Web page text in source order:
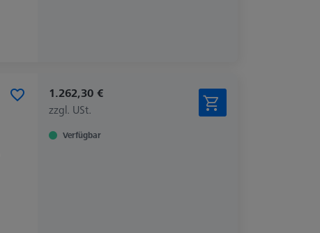
1.262,30 €
zzgl. USt.
Verfügbar